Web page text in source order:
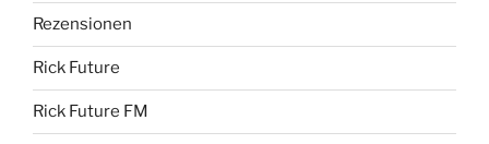
Rezensionen
Rick Future
Rick Future FM